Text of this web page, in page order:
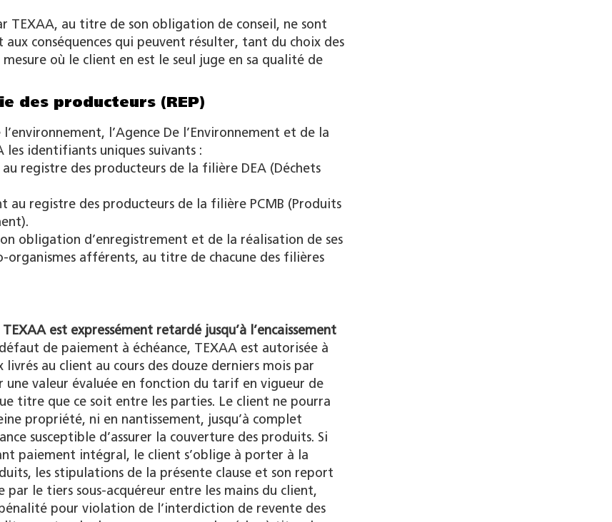
TEXAA, au titre de son obligation de conseil, ne sont
aux conséquences qui peuvent résulter, tant du choix des
où le client en est le seul juge en sa qualité de
des producteurs (REP)
l’Agence De l’Environnement et de la
les identifiants uniques suivants :
registre des producteurs de la filière DEA (Déchets
au registre des producteurs de la filière PCMB (Produits
obligation d’enregistrement et de la réalisation de ses
organismes afférents, au titre de chacune des filières
est expressément retardé jusqu’à l’encaissement
de paiement à échéance, TEXAA est autorisée à
au client au cours des douze derniers mois par
une valeur évaluée en fonction du tarif en vigueur de
titre que ce soit entre les parties. Le client ne pourra
propriété, ni en nantissement, jusqu’à complet
susceptible d’assurer la couverture des produits. Si
paiement intégral, le client s’oblige à porter à la
les stipulations de la présente clause et son report
par le tiers sous-acquéreur entre les mains du client,
pour violation de l’interdiction de revente des